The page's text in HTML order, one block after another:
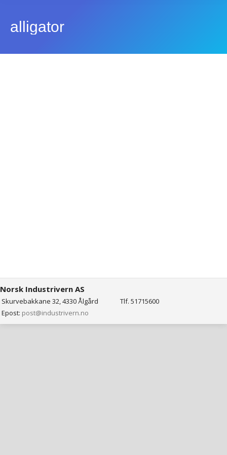
alligator
Norsk Industrivern AS
Skurvebakkane 32, 4330 Ålgård
Tlf. 51715600
Epost: post@industrivern.no